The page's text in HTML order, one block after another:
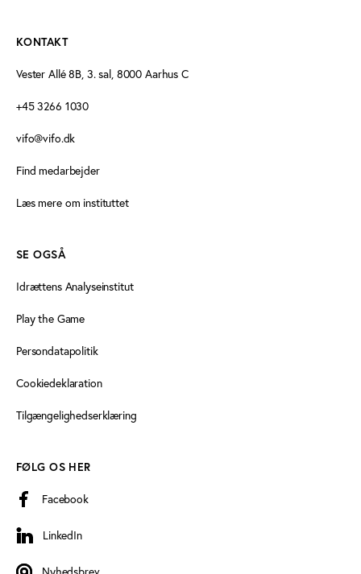
KONTAKT
Vester Allé 8B, 3. sal, 8000 Aarhus C
+45 3266 1030
vifo@vifo.dk
Find medarbejder
Læs mere om instituttet
SE OGSÅ
Idrættens Analyseinstitut
Play the Game
Persondatapolitik
Cookiedeklaration
Tilgængelighedserklæring
FØLG OS HER
Facebook
LinkedIn
LinkedIn